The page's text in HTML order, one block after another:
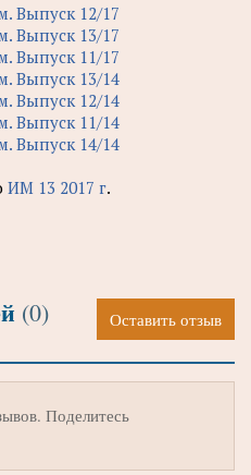
Выпуск 12/17
Выпуск 13/17
Выпуск 11/17
Выпуск 13/14
Выпуск 12/14
Выпуск 11/14
Выпуск 14/14
ИМ 13 2017 г.
(0) Оставить отзыв
Поделитесь